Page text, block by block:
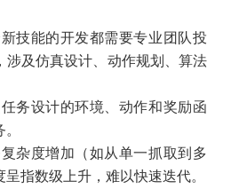
技能的开发都需要专业团队投
涉及仿真设计、动作规划、算法
务设计的环境、动作和奖励函
杂度增加（如从单一抓取到多
指数级上升，难以快速迭代。